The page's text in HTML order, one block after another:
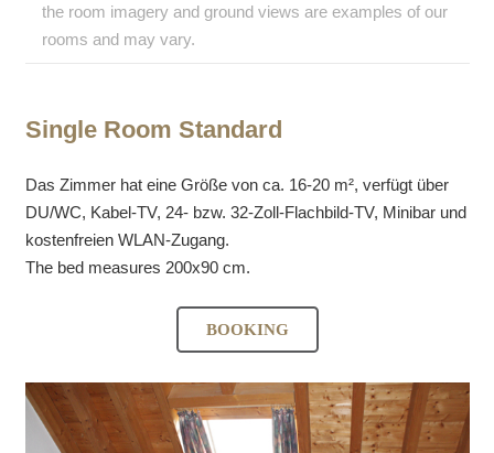
the room imagery and ground views are examples of our
rooms and may vary.
Single Room Standard
Das Zimmer hat eine Größe von ca. 16-20 m², verfügt über
DU/WC, Kabel-TV, 24- bzw. 32-Zoll-Flachbild-TV, Minibar und
kostenfreien WLAN-Zugang.
The bed measures 200x90 cm.
BOOKING